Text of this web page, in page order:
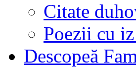
Citate
Poezii cu
Descopeă